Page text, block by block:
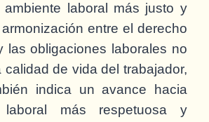
ambiente laboral más justo y
entre el derecho
las obligaciones laborales no
calidad de vida del trabajador,
indica un avance hacia
más respetuosa y